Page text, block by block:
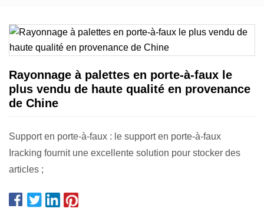
Rayonnage à palettes en porte-à-faux le
plus vendu de haute qualité en provenance
de Chine
Support en porte-à-faux : le support en porte-à-faux
Iracking fournit une excellente solution pour stocker des
articles ;